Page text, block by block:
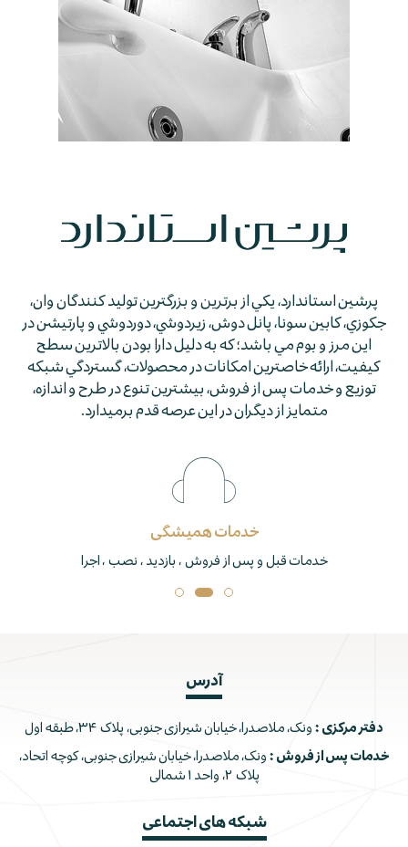
پرشين استاندارد، يكي از برترين و بزرگترين توليد كنندگان وان،
جكوزي، كابين سونا، پانل دوش، زيردوشي، دوردوشي و پارتيشن در
اين مرز و بوم مي باشد؛ كه به دليل دارا بودن بالاترين سطح
كيفيت، ارائه خاصترين امكانات در محصولات، گستردگي شبكه
توزيع و خدمات پس از فروش، بيشترين تنوع در طرح و اندازه،
متمايز از ديگران در اين عرصه قدم برمي­دارد.
خدمات همیشگی
خدمات قبل و پس از فروش ، بازدید ، نصب ، اجرا
آدرس
دفتر مرکزی : ونک، ملاصدرا، خیابان شیرازی جنوبی، پلاک ۳۴، طبقه اول
خدمات پس از فروش : ونک، ملاصدرا، خیابان شیرازی جنوبی، کوچه اتحاد،
پلاک ۲، واحد ۱ شمالی
شبکه های اجتماعی